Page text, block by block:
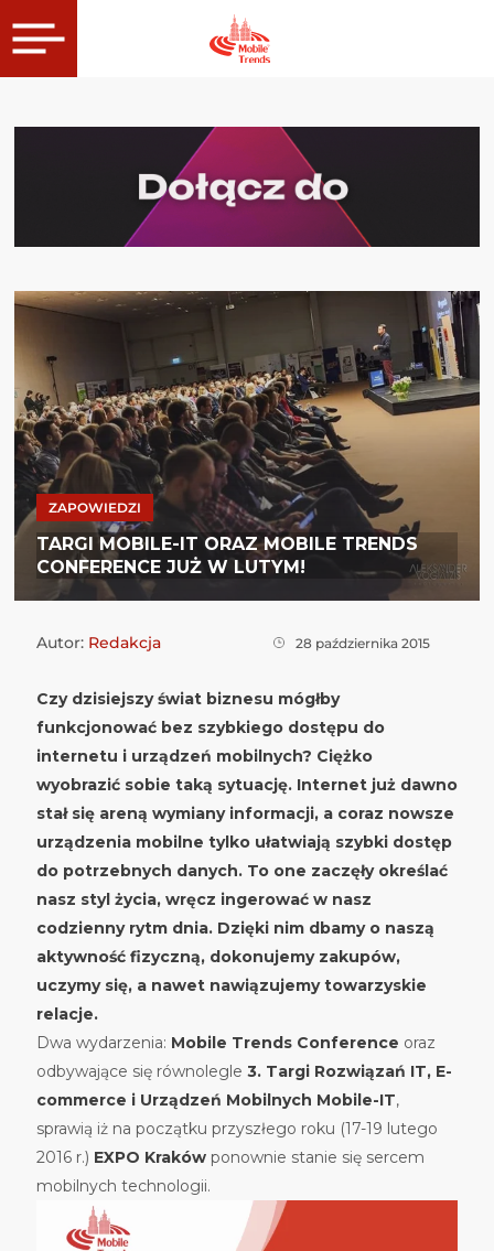
ZAPOWIEDZI
TARGI MOBILE-IT ORAZ MOBILE TRENDS
CONFERENCE JUŻ W LUTYM!
Autor: Redakcja 28 października 2015
Czy dzisiejszy świat biznesu mógłby
funkcjonować bez szybkiego dostępu do
internetu i urządzeń mobilnych? Ciężko
wyobrazić sobie taką sytuację. Internet już dawno
stał się areną wymiany informacji, a coraz nowsze
urządzenia mobilne tylko ułatwiają szybki dostęp
do potrzebnych danych. To one zaczęły określać
nasz styl życia, wręcz ingerować w nasz
codzienny rytm dnia. Dzięki nim dbamy o naszą
aktywność fizyczną, dokonujemy zakupów,
uczymy się, a nawet nawiązujemy towarzyskie
relacje.
Dwa wydarzenia: Mobile Trends Conference oraz
odbywające się równolegle 3. Targi Rozwiązań IT, E-
commerce i Urządzeń Mobilnych Mobile-IT,
sprawią iż na początku przyszłego roku (17-19 lutego
2016 r.) EXPO Kraków ponownie stanie się sercem
mobilnych technologii.